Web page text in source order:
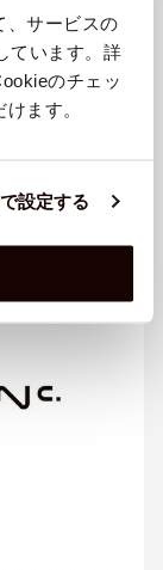
、サービスの
ています。詳
のチェッ
ます。
設定する